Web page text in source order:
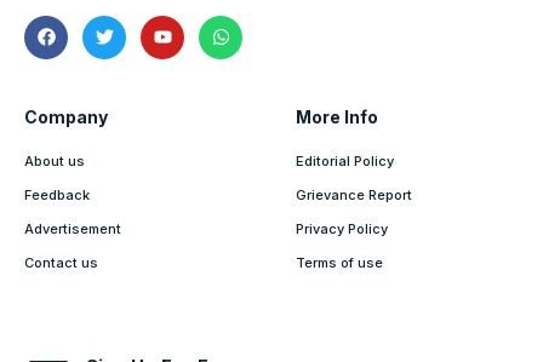
Company
About us
Feedback
Advertisement
Contact us
More Info
Editorial Policy
Grievance Report
Privacy Policy
Terms of use